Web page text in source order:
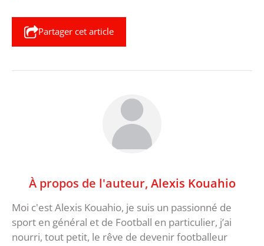
Partager cet article
À propos de l'auteur, Alexis Kouahio
Moi c'est Alexis Kouahio, je suis un passionné de
sport en général et de Football en particulier, j’ai
nourri, tout petit, le rêve de devenir footballeur